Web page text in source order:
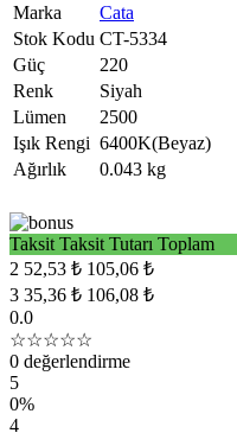
Marka
Cata
Stok Kodu CT-5334
Güç
220
Renk
Siyah
Lümen
2500
Işık Rengi 6400K(Beyaz)
Ağırlık
0.043 kg
Taksit Taksit Tutarı Toplam
2 52,53 ₺ 105,06 ₺
3 35,36 ₺ 106,08 ₺
0.0
☆☆☆☆☆
0 değerlendirme
5
0%
4